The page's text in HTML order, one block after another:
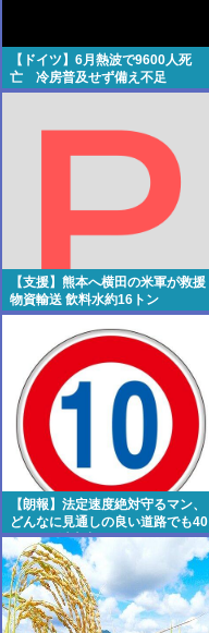
【ドイツ】6月熱波で9600人死
亡 冷房普及せず備え不足
【支援】熊本へ横田の米軍が救援
物資輸送 飲料水約16トン
【朗報】法定速度絶対守るマン、
どんなに見通しの良い道路でも40
～60km以上出さないwww